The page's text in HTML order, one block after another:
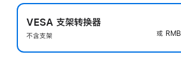
VESA 支架转换器
不含支架
或